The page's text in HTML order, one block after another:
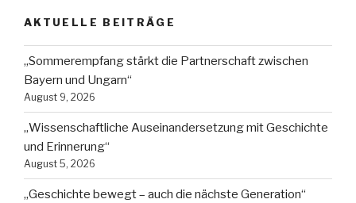
AKTUELLE BEITRÄGE
„Sommerempfang stärkt die Partnerschaft zwischen
Bayern und Ungarn“
August 9, 2026
„Wissenschaftliche Auseinandersetzung mit Geschichte
und Erinnerung“
August 5, 2026
„Geschichte bewegt – auch die nächste Generation“